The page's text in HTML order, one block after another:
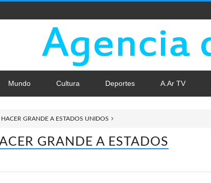
Mundo Cultura Deportes A.Ar TV
GRANDE A ESTADOS UNIDOS
GRANDE A ESTADOS